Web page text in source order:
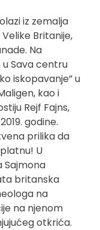
iz zemalja
Britanije,
Na
u Sava centru
iskopavanje” u
kao i
Rejf Fajns,
godine.
prilika da
U
Sajmona
britanska
na
na njenom
otkrića.